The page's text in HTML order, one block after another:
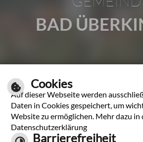
BAD
Tel.: 07331 2009-0 | Fax:
E-Mail schreiben
Unsere
Cookies
Auf dieser Webseite werden
Daten in Cookies gespeichert, um
Website zu ermöglichen. Mehr dazu in
Datenschutzerklärung
Barrierefreiheit